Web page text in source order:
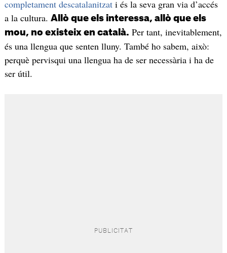
completament descatalanitzati és la seva gran via d’accés
a la cultura. Allò que els interessa, allò que els
mou, no existeix en català. Per tant, inevitablement,
és una llengua que senten lluny. També ho sabem, això:
perquè pervisqui una llengua ha de ser necessària i ha de
ser útil.